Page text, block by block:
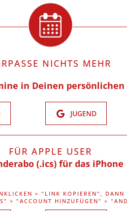
NICHTS MEHR
in Deinen persönlichen
JUGEND
FÜR APPLE USER
(.ics) für das iPhone
> "LINK KOPIEREN",
> "ACCOUNT HINZUFÜGEN" >